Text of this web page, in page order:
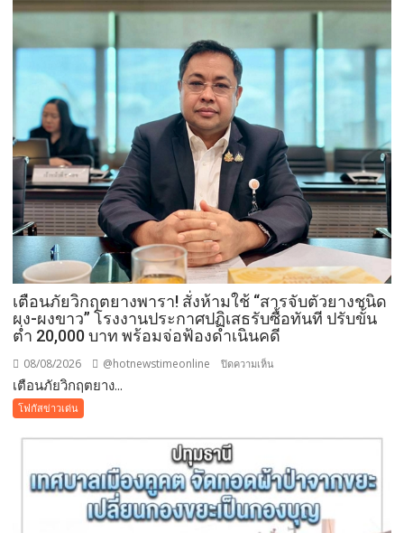
ประดิษฐาน
มหกรรม
สวน
อุดรธานี
2569
เปิด
พื้นที่
ศรัทธา
คู่
ขนาน
พืช
สวน
เตือนภัยวิกฤตยางพารา! สั่งห้ามใช้ “สารจับตัวยางชนิด
ผง-ผงขาว” โรงงานประกาศปฏิเสธรับซื้อทันที ปรับขั้น
ต่ำ 20,000 บาท พร้อมจ่อฟ้องดำเนินคดี
08/08/2026 @hotnewstimeonline ปิดความเห็น
ยางพารา!
ห้าม
ใช้
“สาร
เตือนภัยวิกฤตยาง...
โฟกัสข่าวเด่น